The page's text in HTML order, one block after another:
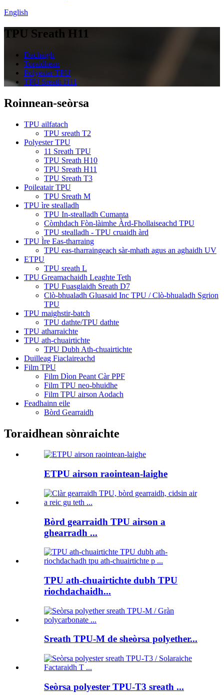
English
TPU Sreath H11
Dachaigh
Toraidhean
Polyester TPU
TPU Sreath H11
Roinnean-seòrsa
TPU ailfatach
TPU sreath T2
Polyester TPU
11 Sreath TPU
TPU Sreath H10
TPU Sreath H11
TPU Sreath T3
Poileatair TPU
TPU Sreath M
TPU ìre stealladh
TPU In-stealladh Cumanta
Còmhdach Fòn-làimhe Àrd-Fhollaiseachd TPU
TPU stealladh - TPU cruaidh àrd
TPU Ìre Eas-tharraing
TPU eas-tharraingeach sàr-mhath agus an aghaidh UV
ETPU
TPU sreath L
TPU Greamachaidh Leaghte Teth
TPU Fuasglaidh Sreath D7
Clò-bhualadh Gluasaid Inc TPU / Clò-bhualadh Sgrion
TPU
TPU maighstir-batch
TPU dathte/TPU dathte
TPU atharraichte
TPU ath-chuairtichte
TPU Dubh Ath-chuairtichte
Duilleag Fiaclaireachd
Film TPU
Film Dìon Peant Càr PPF
Film TPU neo-bhuidhe
Film TPU airson Aodach
Feadhainn eile
Bòrd Gearraidh
Toraidhean sònraichte
ETPU airson raointean-laighe
Bòrd gearraidh TPU airson a
ghearradh ...
TPU ath-chuairtichte dubh TPU
riochdachaidh...
Sreath TPU-M de sheòrsa polyether...
Seòrsa polyester TPU-T3 sreath ...